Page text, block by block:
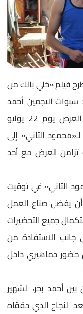
فيلم «خلي بالك من
سنوات النجمين أحمد
السقا وياسمين عبد العزيز، في دور العرض يوم 22 يوليو
التاني» إلى
تزامن العرض مع أحد
التاني» في توقيت
يفضل صناع العمل
جميع التحضيرات
جانب الاستفادة من
حضور جماهيري داخل
أحمد بحر، الشهير
النجاح الذي حققاه